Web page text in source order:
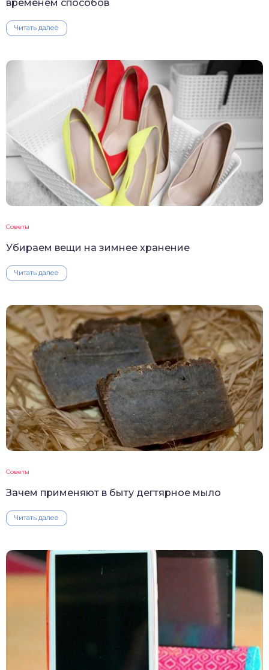
временем способов
Читать далее
Советы
Убираем вещи на зимнее хранение
Читать далее
Советы
Зачем применяют в быту дегтярное мыло
Читать далее